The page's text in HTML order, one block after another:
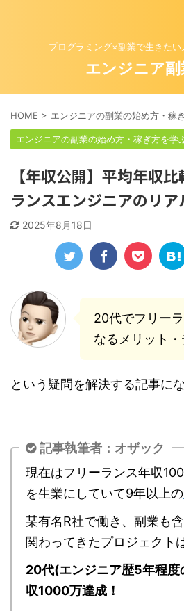
プログラミング×副業で生きた
エンジニア副
HOME > エンジニアの副業の始め方・稼
エンジニアの副業の始め方・稼ぎ方を学
【年収公開】平均年収
ランスエンジニアのリア
2025年8月18日
20代でフリー
なるメリット
という疑問を解決する記事にな
記事執筆者：オザック
現在はフリーランス年収
を生業にしていて9年以上の
某有名R社で働き、副業も
関わってきたプロジェクト
20代(エンジニア歴5年程度
収1000万達成！